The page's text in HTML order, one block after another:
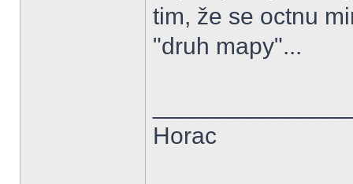
tim, že se octnu
"druh mapy"...
Horac